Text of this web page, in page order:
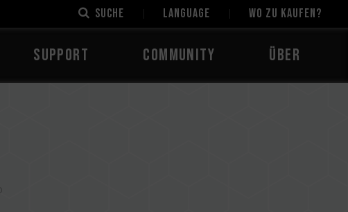
Suche LANGUAGE Wo zu kaufen?
Support Community Über